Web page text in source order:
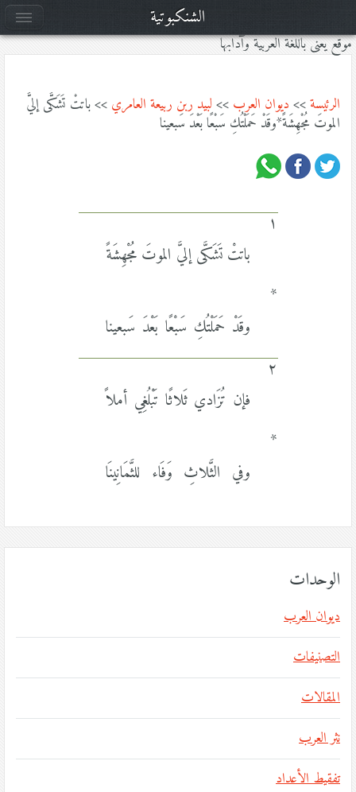
موقع يعنى باللغة العربية وآدابها
الرئيسة>> ديوان العرب >>لبيد ربن ربيعة العامري >> باتتْ تَشَكَّى إليَّ
الموتَ مُجْهِشَةً*وقَدْ حَمَلْتُكِ سَبْعًا بَعْدَ سَبعينا
١
باتتْ تَشَكَّى إليَّ الموتَ مُجْهِشَةً
*
وقَدْ حَمَلْتُكِ سَبْعًا بَعْدَ سَبعينا
٢
فإن تُزَادي ثَلاثًا تَبْلُغِي أملاً
*
وفي الثَّلاثِ وَفَاء للثَّمَانِينَا
الوحدات
ديوان العرب
التصنيفات
المقالات
نثر العرب
تفقيط الأعداد
الشنكبوتية